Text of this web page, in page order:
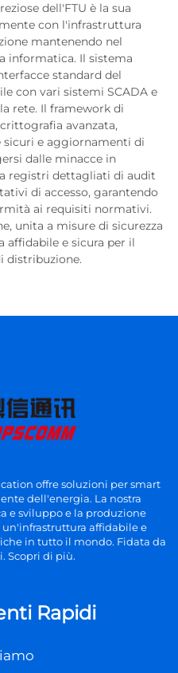
dell'FTU è la sua
con l'infrastruttura
mantenendo nel
informatica. Il sistema
standard del
con vari sistemi SCADA e
rete. Il framework di
avanzata,
e aggiornamenti di
dalle minacce in
registri dettagliati di audit
di accesso, garantendo
ai requisiti normativi.
unita a misure di sicurezza
affidabile e sicura per il
distribuzione.
offre soluzioni per smart
dell'energia. La nostra
e sviluppo e la produzione
affidabile e
in tutto il mondo. Fidata da
Scopri di più.
Rapidi